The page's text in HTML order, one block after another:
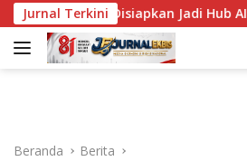
Langsung
ke
konten
Jurnal Terkini
Disiapkan Jadi Hub AI Asia-Pasifik
Beranda Berita